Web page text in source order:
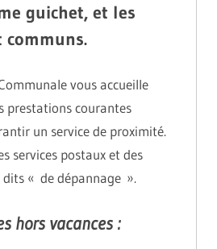
guichet, et les
vous accueille
prestations courantes
un service de proximité.
services postaux et des
dits « de dépannage ».
hors vacances :